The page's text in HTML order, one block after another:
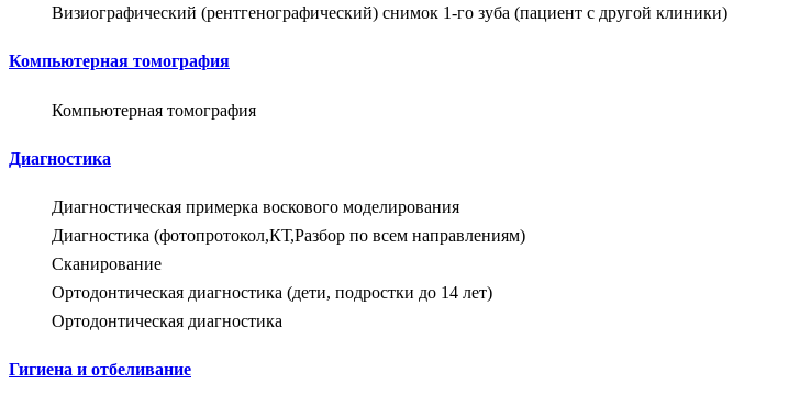
Визиографический (рентгенографический) снимок 1-го зуба (пациент с другой клиники)
Компьютерная томография
Компьютерная томография
Диагностика
Диагностическая примерка воскового моделирования
Диагностика (фотопротокол,КТ,Разбор по всем направлениям)
Сканирование
Ортодонтическая диагностика (дети, подростки до 14 лет)
Ортодонтическая диагностика
Гигиена и отбеливание